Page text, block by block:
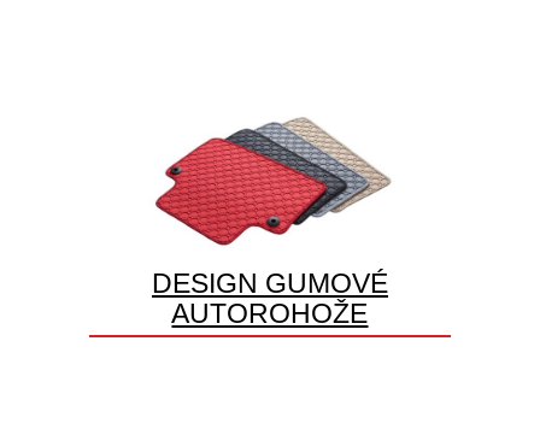
DESIGN GUMOVÉ
AUTOROHOŽE